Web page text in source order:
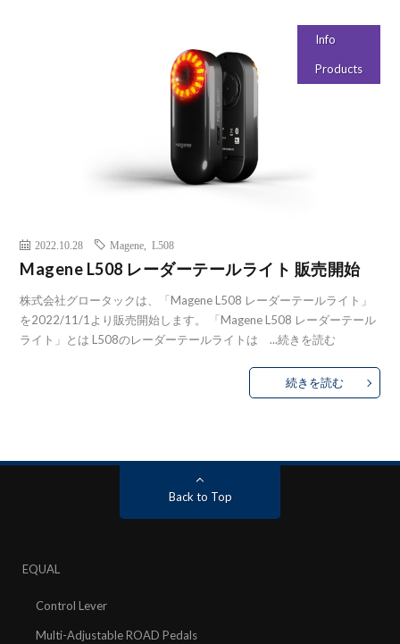
Info
Products
2022.10.28 Magene L508
Magene L508 レーダーテールライト 販売開始
株式会社グロータックは、「Magene L508 レーダーテールライト」
を2022/11/1より販売開始します。 「Magene L508 レーダーテール
ライト」とは L508のレーダーテールライトは ...続きを読む
続きを読む
Back to Top
EQUAL
Control Lever
Multi-Adjustable ROAD Pedals